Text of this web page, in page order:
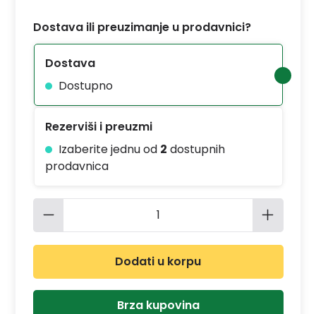
Dostava ili preuzimanje u prodavnici?
Dostava
Dostupno
Rezerviši i preuzmi
Izaberite jednu od 2 dostupnih
prodavnica
Količina proizvoda: Unesite
Dodati u korpu
Brza kupovina